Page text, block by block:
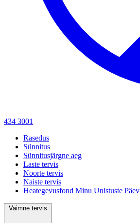
434 3001
Rasedus
Sünnitus
Sünnitusjärgne aeg
Laste tervis
Noorte tervis
Naiste tervis
Heategevusfond Minu Unistuste Päev
Vaimne tervis